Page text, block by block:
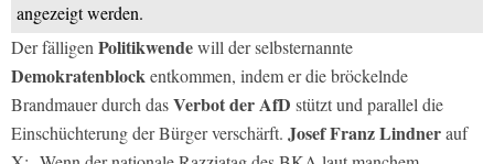
angezeigt werden.
Der fälligen Politikwendewill der selbsternannte
Demokratenblockentkommen, indem er die bröckelnde
Brandmauer durch dasVerbot der AfD stützt und parallel die
Einschüchterung der Bürger verschärft. Josef Franz Lindnerauf